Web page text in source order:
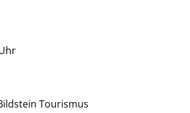
Tourismus